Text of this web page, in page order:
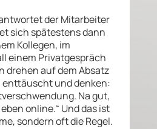
der Mitarbeiter
sich spätestens dann
Kollegen, im
einem Privatgespräch
drehen auf dem Absatz
enttäuscht und denken:
Na gut,
online.“ Und das ist
sondern oft die Regel.